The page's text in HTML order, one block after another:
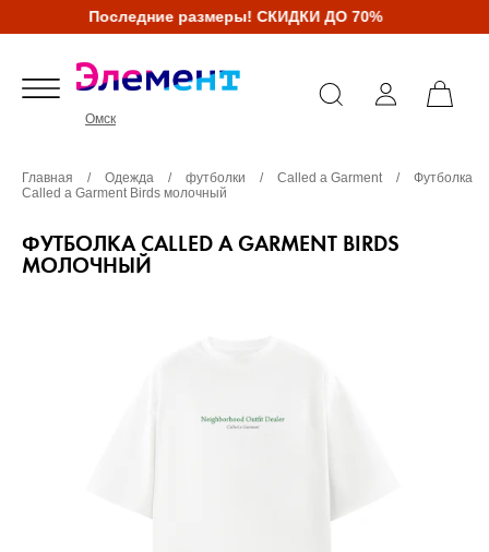
Последние размеры! СКИДКИ ДО 70%
Омск
Главная / Одежда / футболки / Called a Garment /
Футболка
Called a Garment Birds молочный
ФУТБОЛКА CALLED A GARMENT BIRDS
МОЛОЧНЫЙ